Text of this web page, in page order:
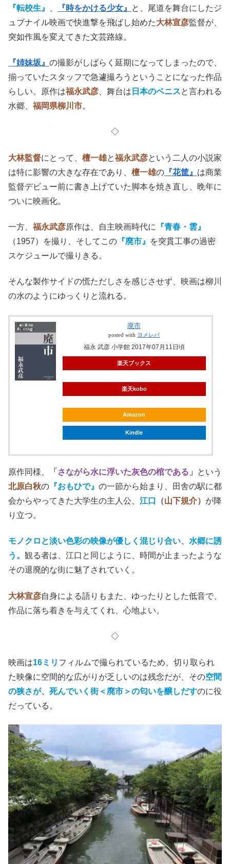
『転校生』 『時をかける少女』
と、尾道を舞台にしたジ
ュブナイル映画で快進撃を飛ばし始めた大林宣彦監督が、
突如作風を変えてきた文芸路線。
『姉妹坂』 の撮影がしばらく延期になってしまったので、
揃っていたスタッフで急遽撮ろうということになった作品
らしい。原作は福永武彦 、舞台は 日本のベニスと言われる
水郷、 福岡県柳川市。
◇
大林監督にとって、 檀一雄と福永武彦という二人の小説家
は特に影響の大きな存在であり、 檀一雄の 『花筐』 は商業
監督デビュー前に書き上げていた脚本を焼き直し、晩年に
ついに映画化。
一方、 福永武彦原作は、自主映画時代に
『青春・雲』
（1957）を撮り、そしてこの 『廃市』
を突貫工事の過密
スケジュールで撮りきる。
そんな製作サイドの慌ただしさを感じさせず、映画は柳川
の水のようにゆっくりと流れる。
廃市
posted with ヨメレバ
福永 武彦 小学館 2017年07月11日頃
楽天ブックス
楽天kobo
Amazon
Kindle
原作同様、 「さながら水に浮いた灰色の棺である」
という
北原白秋の 『おもひで』 の一節から始まり、田舎の駅に都
会からやってきた大学生の主人公、 江口 （山下規介） が降
り立つ。
モノクロと淡い色彩の映像が優しく混じり合い、水郷に誘
う。 観る者は、江口と同じように、時間が止まったような
その退廃的な街に魅了されていく。
大林宣彦自身による語りもまた、ゆったりとした低音で、
作品に落ち着きを与えてくれ、心地よい。
◇
映画は16ミリ フィルムで撮られているため、切り取られ
た映像に空間的な広がりが乏しいのは残念だが、その空間
の狭さが、死んでいく街＜廃市＞の匂いを醸しだすのに役
だっている。